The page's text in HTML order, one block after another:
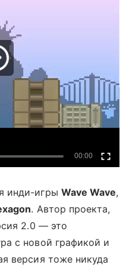
инди-игры Wave Wave,
. Автор проекта,
2.0 — это
с новой графикой и
версия тоже никуда